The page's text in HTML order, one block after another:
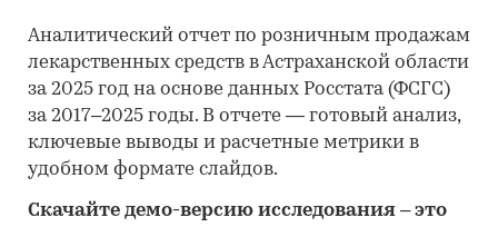
Аналитический отчет по розничным продажам
лекарственных средств в Астраханской области
за 2025 год на основе данных Росстата (ФСГС)
за 2017–2025 годы. В отчете — готовый анализ,
ключевые выводы и расчетные метрики в
удобном формате слайдов.
Скачайте демо-версию исследования – это